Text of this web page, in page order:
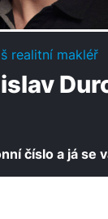
realitní makléř
číslo a já se